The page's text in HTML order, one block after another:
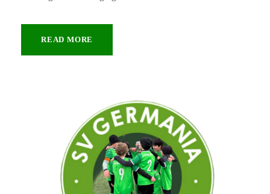
READ MORE